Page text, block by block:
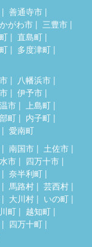
善通寺市
がわ市
三豊市
直島町
多度津町
八幡浜市
伊予市
市
上島町
町
内子町
愛南町
南国市
土佐市
市
四万十市
奈半利町
馬路村
芸西村
大川村
いの町
町
越知町
四万十町